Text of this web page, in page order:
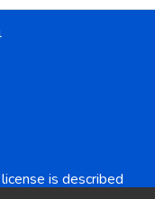
is described